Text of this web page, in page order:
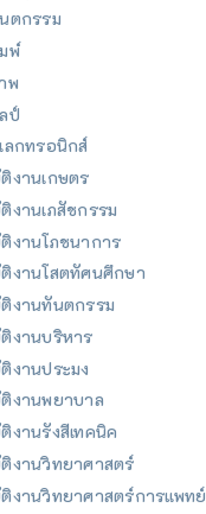
ตกรรม
พ์
พ
ป์
ลกทรอนิกส์
งานเกษตร
งานเภสัชกรรม
งานโภชนาการ
งานโสตทัศนศึกษา
งานทันตกรรม
งานบริหาร
งานประมง
งานพยาบาล
งานรังสีเทคนิค
งานวิทยาศาสตร์
งานวิทยาศาสตร์การแพทย์